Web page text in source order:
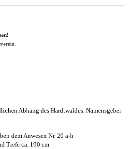
Abhang des Hardtwaldes. Namensgeber
dem Anwesen Nr. 20 a-h
Tiefe ca. 190 cm